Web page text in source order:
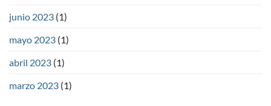
junio 2023 (1)
mayo 2023 (1)
abril 2023 (1)
marzo 2023 (1)